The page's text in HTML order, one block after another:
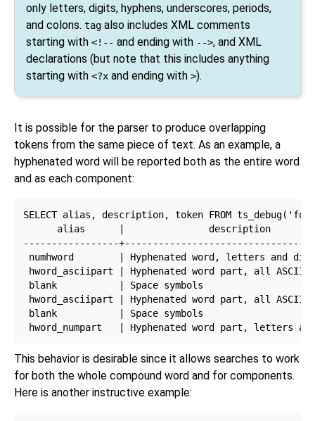
only letters, digits, hyphens, underscores, periods,
and colons. tag also includes XML comments
starting with <!-- and ending with -->, and XML
declarations (but note that this includes anything
starting with <?x and ending with >).
It is possible for the parser to produce overlapping
tokens from the same piece of text. As an example, a
hyphenated word will be reported both as the entire word
and as each component:
SELECT alias, description, token FROM
alias      |               description
-----------------
numhword        | Hyphenated word, letters and
hword_asciipart | Hyphenated word part, all
blank           | Space symbols
hword_asciipart | Hyphenated word part, all
blank           | Space symbols
This behavior is desirable since it allows searches to work
for both the whole compound word and for components.
Here is another instructive example: